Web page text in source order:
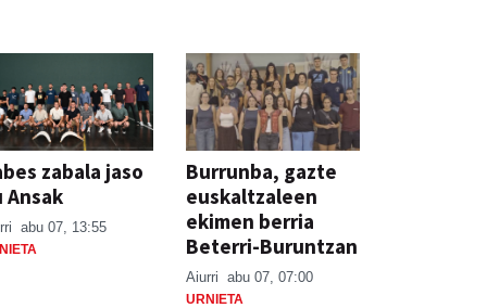
zabala jaso
Ansak
abu 07, 13:55
Burrunba, gazte
euskaltzaleen
ekimen berria
Beterri-Buruntzan
Aiurri abu 07, 07:00
URNIETA